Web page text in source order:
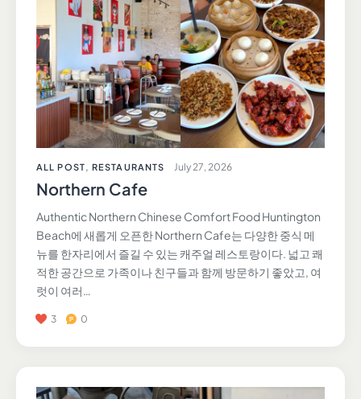
ALL POST,RESTAURANTS July 27, 2026
Northern Cafe
Authentic Northern Chinese Comfort Food Huntington
Beach에 새롭게 오픈한 Northern Cafe는 다양한 중식 메
뉴를 한자리에서 즐길 수 있는 캐주얼 레스토랑이다. 넓고 쾌
적한 공간으로 가족이나 친구들과 함께 방문하기 좋았고, 여
럿이 여러…
3 0